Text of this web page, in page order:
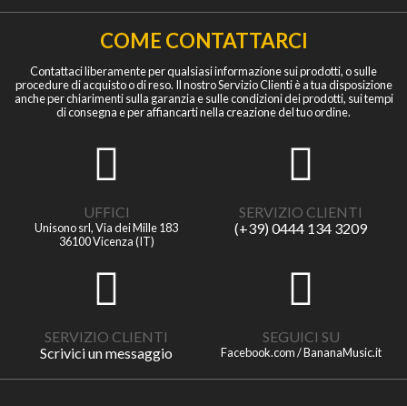
COME CONTATTARCI
Contattaci liberamente per qualsiasi informazione sui prodotti, o sulle
procedure di acquisto o di reso. Il nostro Servizio Clienti è a tua disposizione
anche per chiarimenti sulla garanzia e sulle condizioni dei prodotti, sui tempi
di consegna e per affiancarti nella creazione del tuo ordine.
UFFICI
Unisono srl, Via dei Mille 183
36100 Vicenza (IT)
SERVIZIO CLIENTI
(+39) 0444 134 3209
SERVIZIO CLIENTI
Scrivici un messaggio
SEGUICI SU
Facebook.com / BananaMusic.it